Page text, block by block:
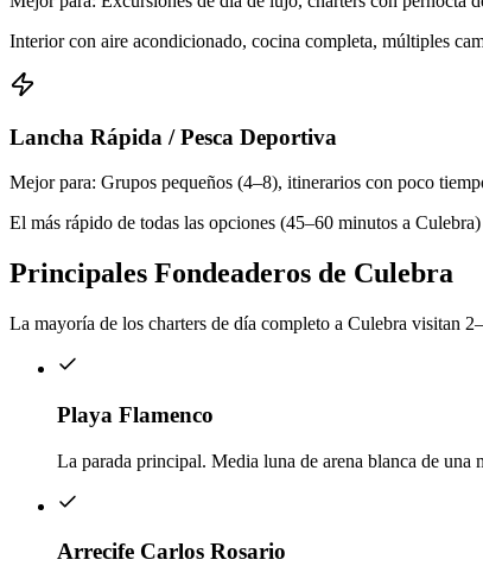
Interior con aire acondicionado, cocina completa, múltiples
Lancha Rápida / Pesca Deportiva
Mejor para: Grupos pequeños (4–8), itinerarios con poco
El más rápido de todas las opciones (45–60 minutos a
Principales Fondeaderos de Culebra
La mayoría de los charters de día completo a Culebra visitan
Playa Flamenco
La parada principal. Media luna de arena blanca de
Arrecife Carlos Rosario